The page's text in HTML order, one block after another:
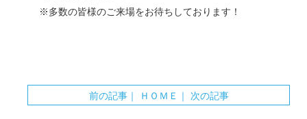
※多数の皆様のご来場をお待ちしております！
前の記事｜ ＨＯＭＥ ｜ 次の記事